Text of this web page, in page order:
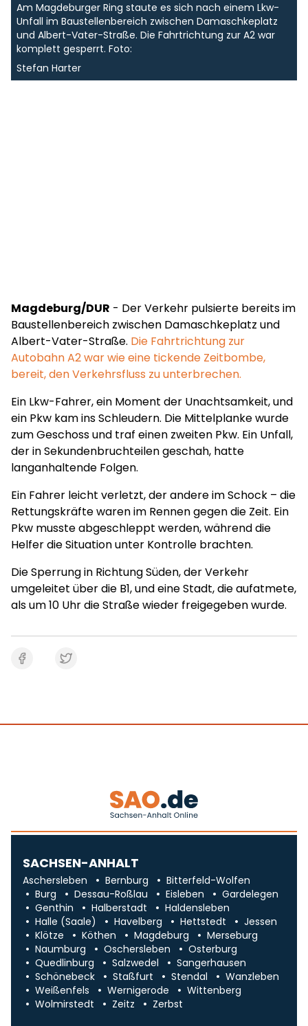
Am Magdeburger Ring staute es sich nach einem Lkw-
Unfall im Baustellenbereich zwischen Damaschkeplatz
und Albert-Vater-Straße. Die Fahrtrichtung zur A2 war
komplett gesperrt. Foto:
Stefan Harter
Magdeburg/DUR - Der Verkehr pulsierte bereits im
Baustellenbereich zwischen Damaschkeplatz und
Albert-Vater-Straße. Die Fahrtrichtung zur
Autobahn A2 war wie eine tickende Zeitbombe,
bereit, den Verkehrsfluss zu unterbrechen.
Ein Lkw-Fahrer, ein Moment der Unachtsamkeit, und
ein Pkw kam ins Schleudern. Die Mittelplanke wurde
zum Geschoss und traf einen zweiten Pkw. Ein Unfall,
der in Sekundenbruchteilen geschah, hatte
langanhaltende Folgen.
Ein Fahrer leicht verletzt, der andere im Schock – die
Rettungskräfte waren im Rennen gegen die Zeit. Ein
Pkw musste abgeschleppt werden, während die
Helfer die Situation unter Kontrolle brachten.
Die Sperrung in Richtung Süden, der Verkehr
umgeleitet über die B1, und eine Stadt, die aufatmete,
als um 10 Uhr die Straße wieder freigegeben wurde.
SACHSEN-ANHALT
Aschersleben Bernburg
Bitterfeld-Wolfen
Burg
Dessau-Roßlau Eisleben
Gardelegen
Genthin
Halberstadt
Haldensleben
Halle (Saale)
Havelberg Hettstedt
Jessen
Klötze
Köthen Magdeburg
Merseburg
Naumburg
Oschersleben
Osterburg
Quedlinburg
Salzwedel
Sangerhausen
Schönebeck
Staßfurt Stendal
Wanzleben
Weißenfels
Wernigerode
Wittenberg
Wolmirstedt
Zeitz Zerbst